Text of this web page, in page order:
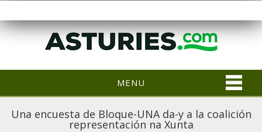
MENU
Una encuesta de Bloque-UNA da-y a la coalición
representación na Xunta